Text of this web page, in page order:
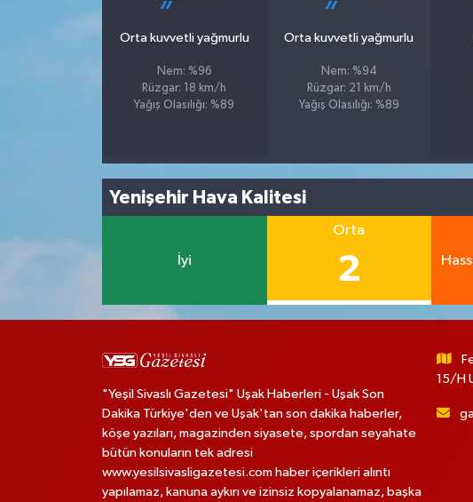
Orta kuvvetli yağmurlu
Nem: %96
Rüzgar: 18 km/h
Yağış Olasılığı: %89
Orta kuvvetli yağmurlu
Nem: %94
Rüzgar: 21 km/h
Yağış Olasılığı: %89
Yenişehir Hava Kalitesi
İyi
Orta
2
"Yeşil Sivaslı Gazetesi" Uşak Haberleri - Uşak Son
Dakika Türkiye'den ve Uşak'tan son dakika haberler,
köşe yazıları, magazinden siyasete, spordan seyahate
bütün konuların tek adresi
www.yesilsivasligazetesi.com haber içerikleri alıntı
yapılamaz, kanuna aykırı ve izinsiz kopyalanamaz, başka
15/H